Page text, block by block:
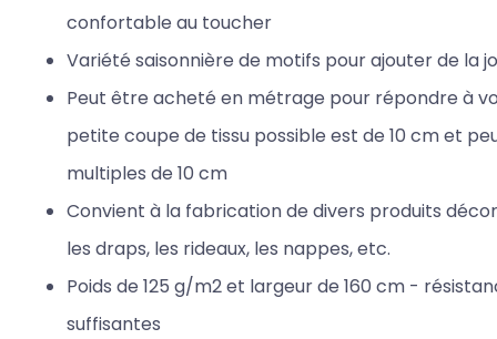
confortable au toucher
Variété saisonnière de motifs pour ajouter de la
Peut être acheté en métrage pour répondre à
petite coupe de tissu possible est de 10 cm et
multiples de 10 cm
Convient à la fabrication de divers produits
les draps, les rideaux, les nappes, etc.
Poids de 125 g/m2 et largeur de 160 cm -
suffisantes